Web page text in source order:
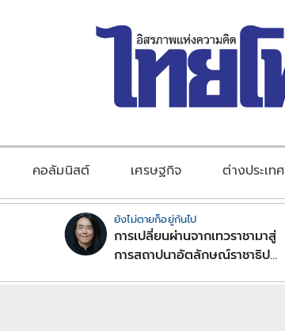
คอลัมนิสต์ เศรษฐกิจ ต่างประเทศ
ยังไม่ตายก็อยู่กันไป
การเปลี่ยนผ่านจากเทวราชามาสู่
การสถาปนาอัตลักษณ์ราชาธิป